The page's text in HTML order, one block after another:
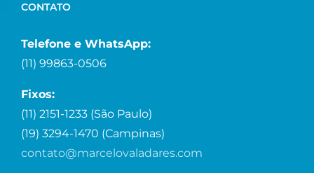
CONTATO
Telefone e WhatsApp:
(11) 99863-0506
Fixos:
(11) 2151-1233 (São Paulo)
(19) 3294-1470 (Campinas)
contato@marcelovaladares.com